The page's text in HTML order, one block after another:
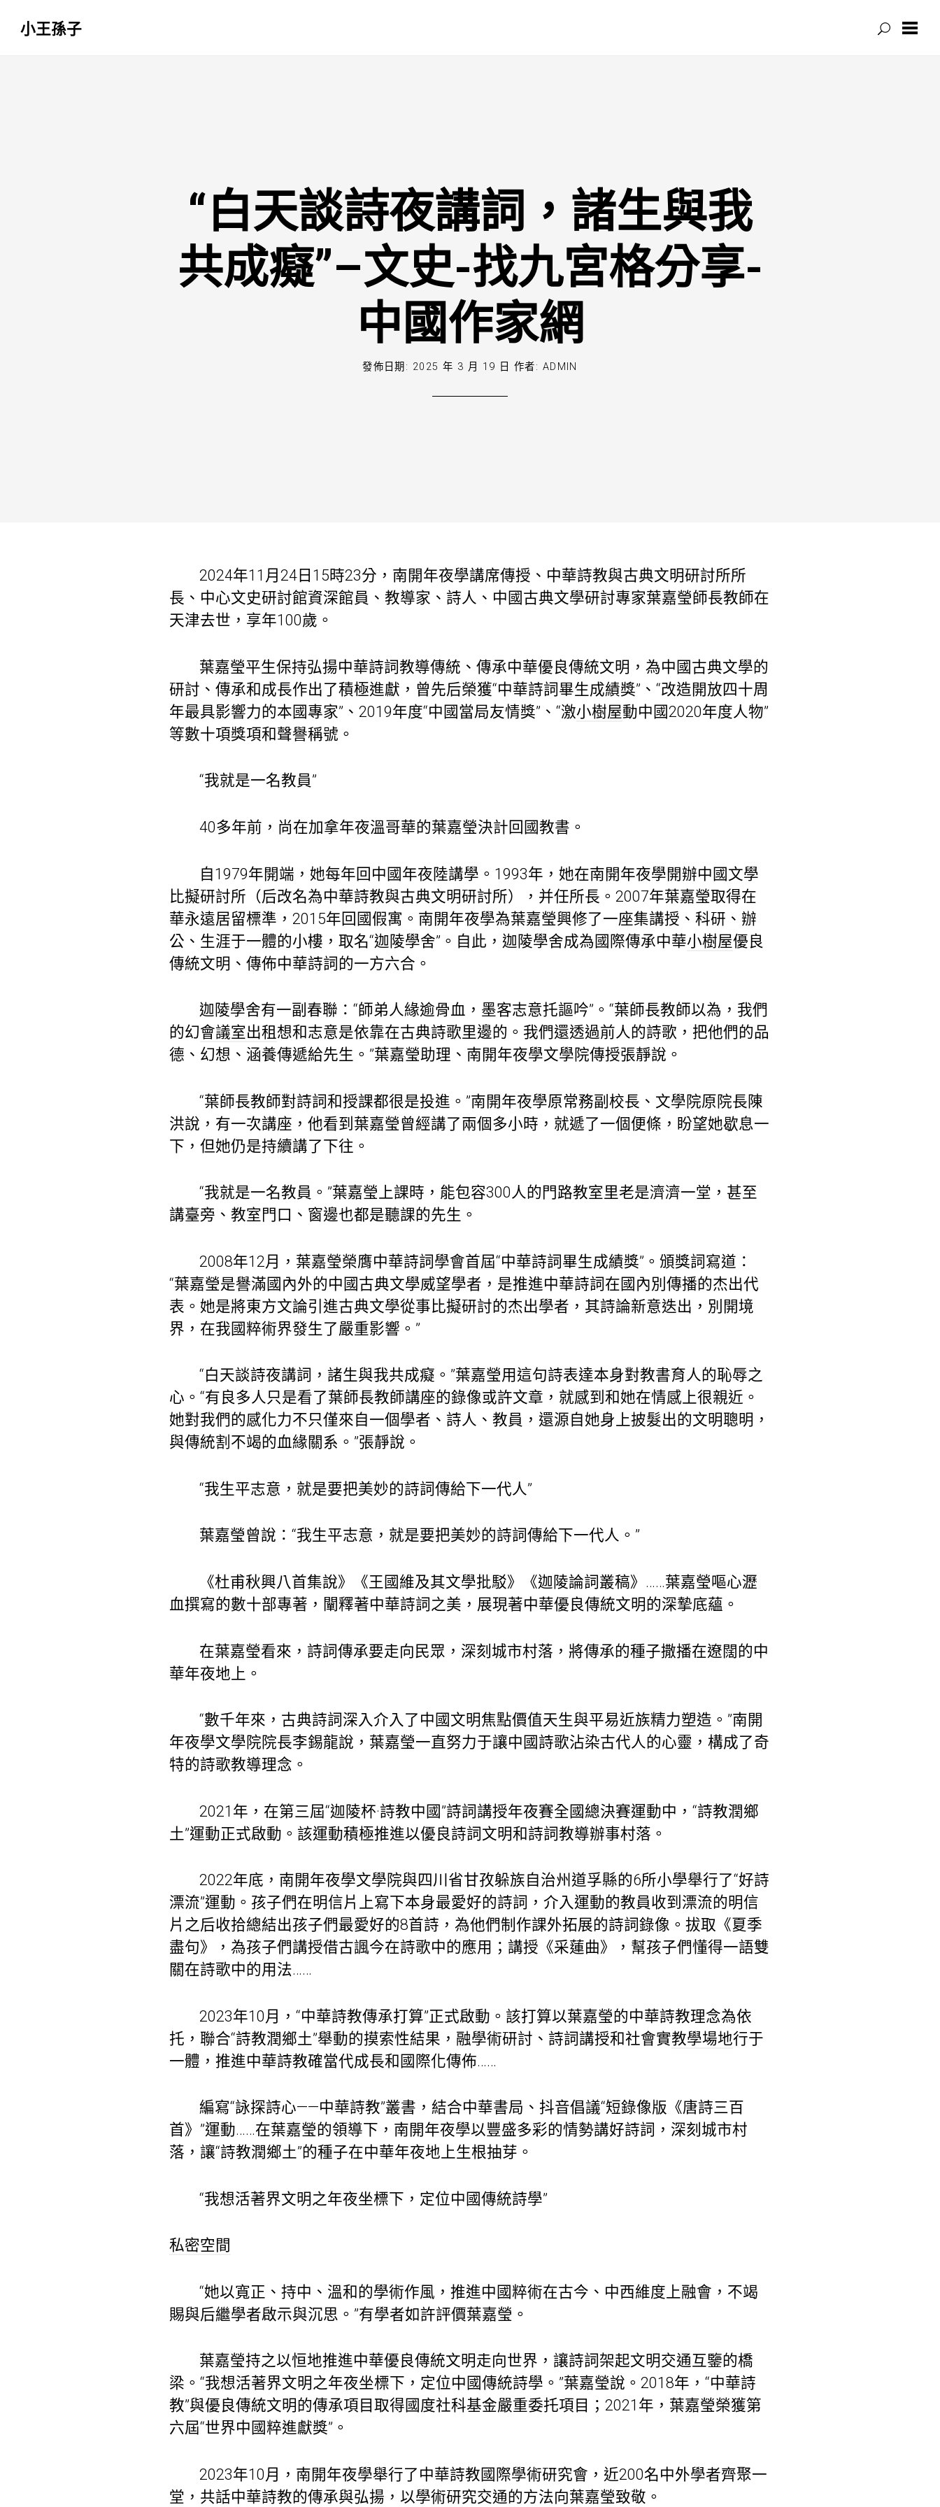
小王孫子
“白天談詩夜講詞，諸生與我
共成癡”–文史-找九宮格分享-
中國作家網
發佈日期: 2025 年 3 月 19 日 作者: ADMIN
2024年11月24日15時23分，南開年夜學講席傳授、中華詩教與古典文明研討所所
長、中心文史研討館資深館員、教導家、詩人、中國古典文學研討專家葉嘉瑩師長教師在
天津去世，享年100歲。
葉嘉瑩平生保持弘揚中華詩詞教導傳統、傳承中華優良傳統文明，為中國古典文學的
研討、傳承和成長作出了積極進獻，曾先后榮獲“中華詩詞畢生成績獎”、“改造開放四十周
年最具影響力的本國專家”、2019年度“中國當局友情獎”、“激小樹屋動中國2020年度人物”
等數十項獎項和聲譽稱號。
“我就是一名教員”
40多年前，尚在加拿年夜溫哥華的葉嘉瑩決計回國教書。
自1979年開端，她每年回中國年夜陸講學。1993年，她在南開年夜學開辦中國文學
比擬研討所（后改名為中華詩教與古典文明研討所），并任所長。2007年葉嘉瑩取得在
華永遠居留標準，2015年回國假寓。南開年夜學為葉嘉瑩興修了一座集講授、科研、辦
公、生涯于一體的小樓，取名“迦陵學舍”。自此，迦陵學舍成為國際傳承中華小樹屋優良
傳統文明、傳佈中華詩詞的一方六合。
迦陵學舍有一副春聯：“師弟人緣逾骨血，墨客志意托謳吟”。“葉師長教師以為，我們
的幻會議室出租 想和志意是依靠在古典詩歌里邊的。我們還透過前人的詩歌，把他們的品
德、幻想、涵養傳遞給先生。”葉嘉瑩助理、南開年夜學文學院傳授張靜說。
“葉師長教師對詩詞和授課都很是投進。”南開年夜學原常務副校長、文學院原院長陳
洪說，有一次講座，他看到葉嘉瑩曾經講了兩個多小時，就遞了一個便條，盼望她歇息一
下，但她仍是持續講了下往。
“我就是一名教員。”葉嘉瑩上課時，能包容300人的門路教室里老是濟濟一堂，甚至
講臺旁、教室門口、窗邊也都是聽課的先生。
2008年12月，葉嘉瑩榮膺中華詩詞學會首屆“中華詩詞畢生成績獎”。頒獎詞寫道：
“葉嘉瑩是譽滿國內外的中國古典文學威望學者，是推進中華詩詞在國內別傳播的杰出代
表。她是將東方文論引進古典文學從事比擬研討的杰出學者，其詩論新意迭出，別開境
界，在我國粹術界發生了嚴重影響。”
“白天談詩夜講詞，諸生與我共成癡。”葉嘉瑩用這句詩表達本身對教書育人的恥辱之
心。“有良多人只是看了葉師長教師講座的錄像或許文章，就感到和她在情感上很親近。
她對我們的感化力不只僅來自一個學者、詩人、教員，還源自她身上披髮出的文明聰明，
與傳統割不竭的血緣關系。”張靜說。
“我生平志意，就是要把美妙的詩詞傳給下一代人”
葉嘉瑩曾說：“我生平志意，就是要把美妙的詩詞傳給下一代人。”
《杜甫秋興八首集說》《王國維及其文學批駁》《迦陵論詞叢稿》……葉嘉瑩嘔心瀝
血撰寫的數十部專著，闡釋著中華詩詞之美，展現著中華優良傳統文明的深摯底蘊。
在葉嘉瑩看來，詩詞傳承要走向民眾，深刻城市村落，將傳承的種子撒播在遼闊的中
華年夜地上。
“數千年來，古典詩詞深入介入了中國文明焦點價值天生與平易近族精力塑造。”南開
年夜學文學院院長李錫龍說，葉嘉瑩一直努力于讓中國詩歌沾染古代人的心靈，構成了奇
特的詩歌教導理念。
2021年，在第三屆“迦陵杯·詩教中國”詩詞講授年夜賽全國總決賽運動中，“詩教潤鄉
土”運動正式啟動。該運動積極推進以優良詩詞文明和詩詞教導辦事村落。
2022年底，南開年夜學文學院與四川省甘孜躲族自治州道孚縣的6所小學舉行了“好詩
漂流”運動。孩子們在明信片上寫下本身最愛好的詩詞，介入運動的教員收到漂流的明信
片之后收拾總結出孩子們最愛好的8首詩，為他們制作課外拓展的詩詞錄像。拔取《夏季
盡句》，為孩子們講授借古諷今在詩歌中的應用；講授《采蓮曲》，幫孩子們懂得一語雙
關在詩歌中的用法……
2023年10月，“中華詩教傳承打算”正式啟動。該打算以葉嘉瑩的中華詩教理念為依
托，聯合“詩教潤鄉土”舉動的摸索性結果，融學術研討、詩詞講授和社會實教學場地行于
一體，推進中華詩教確當代成長和國際化傳佈……
編寫“詠探詩心——中華詩教”叢書，結合中華書局、抖音倡議“短錄像版《唐詩三百
首》”運動……在葉嘉瑩的領導下，南開年夜學以豐盛多彩的情勢講好詩詞，深刻城市村
落，讓“詩教潤鄉土”的種子在中華年夜地上生根抽芽。
“我想活著界文明之年夜坐標下，定位中國傳統詩學”
私密空間
“她以寬正、持中、溫和的學術作風，推進中國粹術在古今、中西維度上融會，不竭
賜與后繼學者啟示與沉思。”有學者如許評價葉嘉瑩。
葉嘉瑩持之以恒地推進中華優良傳統文明走向世界，讓詩詞架起文明交通互鑒的橋
梁。“我想活著界文明之年夜坐標下，定位中國傳統詩學。”葉嘉瑩說。2018年，“中華詩
教”與優良傳統文明的傳承項目取得國度社科基金嚴重委托項目；2021年，葉嘉瑩榮獲第
六屆“世界中國粹進獻獎”。
2023年10月，南開年夜學舉行了中華詩教國際學術研究會，近200名中外學者齊聚一
堂，共話中華詩教的傳承與弘揚，以學術研究交通的方法向葉嘉瑩致敬。